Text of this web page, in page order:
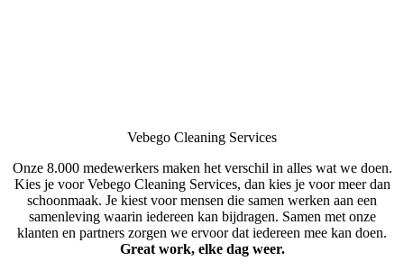
Vebego Cleaning Services
Onze 8.000 medewerkers maken het verschil in alles wat we doen.
Kies je voor Vebego Cleaning Services, dan kies je voor meer dan
schoonmaak. Je kiest voor mensen die samen werken aan een
samenleving waarin iedereen kan bijdragen. Samen met onze
klanten en partners zorgen we ervoor dat iedereen mee kan doen.
Great work, elke dag weer.